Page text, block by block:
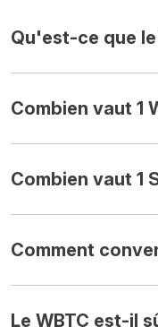
Qu'est-ce que le
Combien vaut 1
Combien vaut 1
Comment
Le WBTC est-il